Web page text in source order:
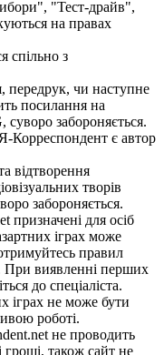
"Тест-драйв",
на правах
спільно з
передрук, чи наступне
посилання на
забороняється.
Корреспондент є автор
відтворення
творів
забороняється.
призначені для осіб
іграх може
правил
При виявленні перших
до спеціаліста.
іграх не може бути
роботі.
не проводить
гроші, також сайт не